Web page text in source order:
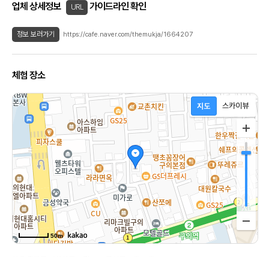
업체 상세정보 URL 가이드라인 확인
정보 보러가기 https://cafe.naver.com/themukja/1664207
체험 장소
50m